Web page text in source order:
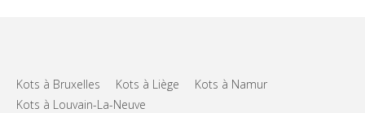
Kots à Bruxelles Kots à Liège
Kots à Namur
Kots à Louvain-La-Neuve